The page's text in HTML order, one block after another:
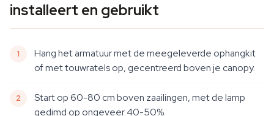
installeert en gebruikt
Hang het armatuur met de meegeleverde ophangkit
of met touwratels op, gecentreerd boven je canopy.
Start op 60-80 cm boven zaailingen, met de lamp
gedimd op ongeveer 40-50%.